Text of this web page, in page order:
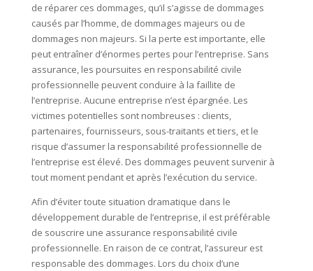
de réparer ces dommages, qu’il s’agisse de dommages
causés par l’homme, de dommages majeurs ou de
dommages non majeurs. Si la perte est importante, elle
peut entraîner d’énormes pertes pour l’entreprise. Sans
assurance, les poursuites en responsabilité civile
professionnelle peuvent conduire à la faillite de
l’entreprise. Aucune entreprise n’est épargnée. Les
victimes potentielles sont nombreuses : clients,
partenaires, fournisseurs, sous-traitants et tiers, et le
risque d’assumer la responsabilité professionnelle de
l’entreprise est élevé. Des dommages peuvent survenir à
tout moment pendant et après l’exécution du service.
Afin d’éviter toute situation dramatique dans le
développement durable de l’entreprise, il est préférable
de souscrire une assurance responsabilité civile
professionnelle. En raison de ce contrat, l’assureur est
responsable des dommages. Lors du choix d’une